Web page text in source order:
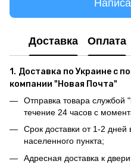
Доставка Оплата
1. Доставка по Украине с
компании "Новая Почта"
Отправка товара службой
течение 24 часов с
Срок доставки от 1-2 дней
населенного пункта;
Адресная доставка к